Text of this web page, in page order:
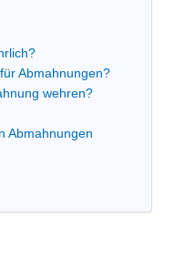
Abmahnungen?
wehren?
Abmahnungen